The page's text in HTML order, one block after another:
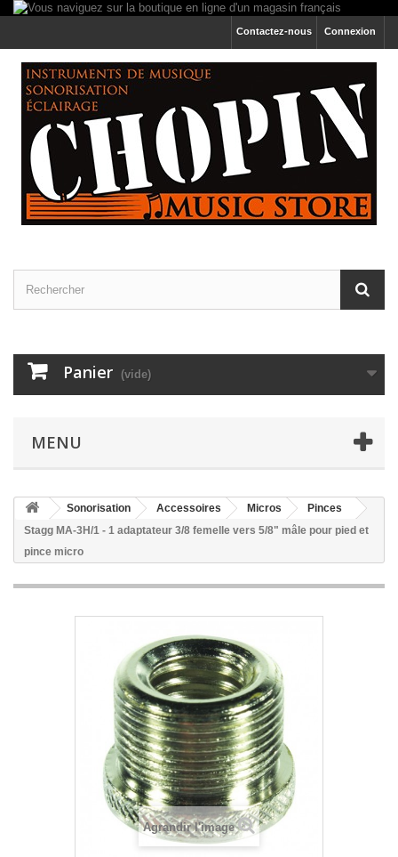
Connexion
Contactez-nous
Panier (vide)
MENU
Sonorisation Accessoires Micros
Pinces
Stagg MA-3H/1 - 1 adaptateur 3/8 femelle vers 5/8" mâle pour pied et
pince micro
Agrandir l'image